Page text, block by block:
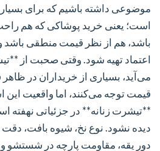
موضوعی داشته باشیم که برای
است؛ یعنی خرید پوشاکی که هم
باشد، هم از نظر قیمت منطقی باشد
اعتماد تهیه شود. وقتی صحبت از
می‌آید، بسیاری از خریداران در
قیمت توجه می‌کنند، اما واقعیت
**تیشرت زنانه** در جزئیاتی نهفته
دیده نشود. نوع نخ، شیوه بافت،
دور یقه، مقاومت پارچه در شستشو